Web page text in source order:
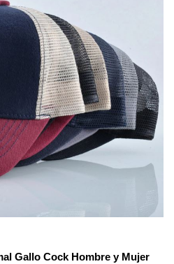
Animal
Gallo Cock Hombre y Mujer